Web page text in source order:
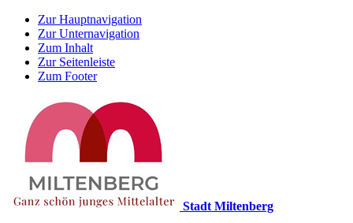
Zur Hauptnavigation
Zur Unternavigation
Zum Inhalt
Zur Seitenleiste
Zum Footer
Stadt Miltenberg